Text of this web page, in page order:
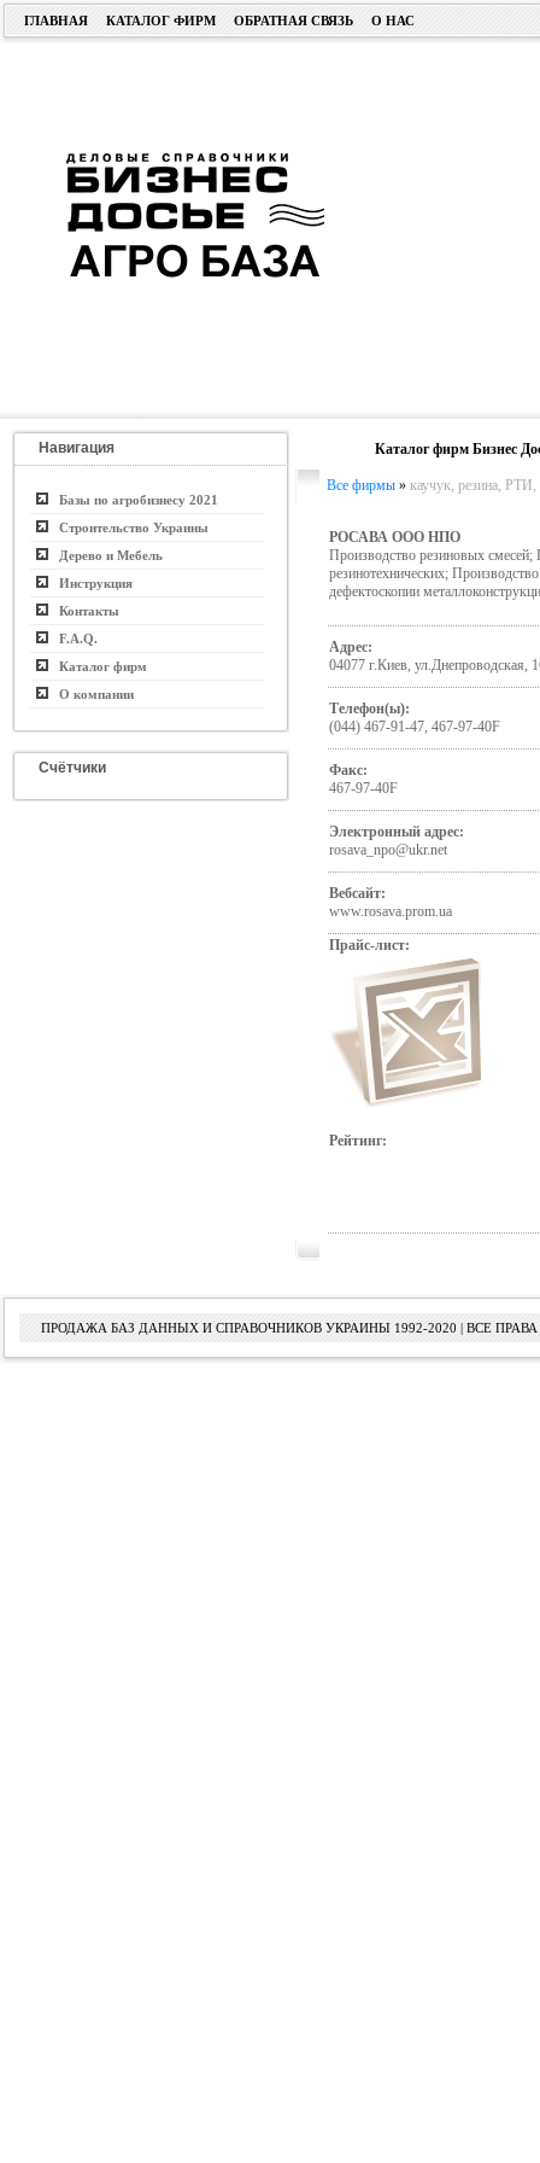
ГЛАВНАЯ КАТАЛОГ ФИРМ ОБРАТНАЯ СВЯЗЬ О НАС
Навигация
Базы по агробизнесу 2021
Строительство Украины
Дерево и Мебель
Инструкция
Контакты
F.A.Q.
Каталог фирм
О компании
Счётчики
Каталог фирм Бизнес
Все фирмы » каучук, резина, РТИ,
РОСАВА ООО НПО
Производство резиновых смесей;
резинотехнических;
дефектоскопии
Адрес:
04077 г.Киев, ул.Днепроводская,
Телефон(ы):
(044) 467-91-47, 467-97-40F
Факс:
467-97-40F
Электронный адрес:
rosava_npo@ukr.net
Вебсайт:
www.rosava.prom.ua
Прайс-лист:
Рейтинг:
ПРОДАЖА БАЗ ДАННЫХ И СПРАВОЧНИКОВ УКРАИНЫ 1992-2020 | ВСЕ